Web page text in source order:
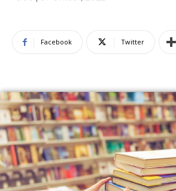
Facebook Twitter